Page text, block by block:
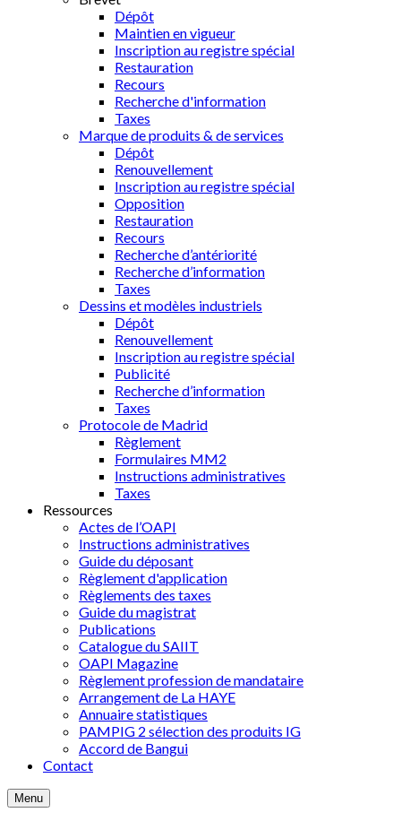
Dépôt
Maintien en vigueur
Inscription au registre spécial
Restauration
Recours
Recherche d'information
Taxes
Marque de produits & de services
Dépôt
Renouvellement
Inscription au registre spécial
Opposition
Restauration
Recours
Recherche d’antériorité
Recherche d’information
Taxes
Dessins et modèles industriels
Dépôt
Renouvellement
Inscription au registre spécial
Publicité
Recherche d’information
Taxes
Protocole de Madrid
Règlement
Formulaires MM2
Instructions administratives
Taxes
Ressources
Actes de l’OAPI
Instructions administratives
Guide du déposant
Règlement d'application
Règlements des taxes
Guide du magistrat
Publications
Catalogue du SAIIT
OAPI Magazine
Règlement profession de mandataire
Arrangement de La HAYE
Annuaire statistiques
PAMPIG 2 sélection des produits IG
Accord de Bangui
Contact
Menu